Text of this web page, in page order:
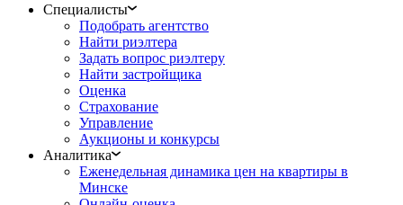
Специалисты
Подобрать агентство
Найти риэлтера
Задать вопрос риэлтеру
Найти застройщика
Оценка
Страхование
Управление
Аукционы и конкурсы
Аналитика
Еженедельная динамика цен на квартиры в
Минске